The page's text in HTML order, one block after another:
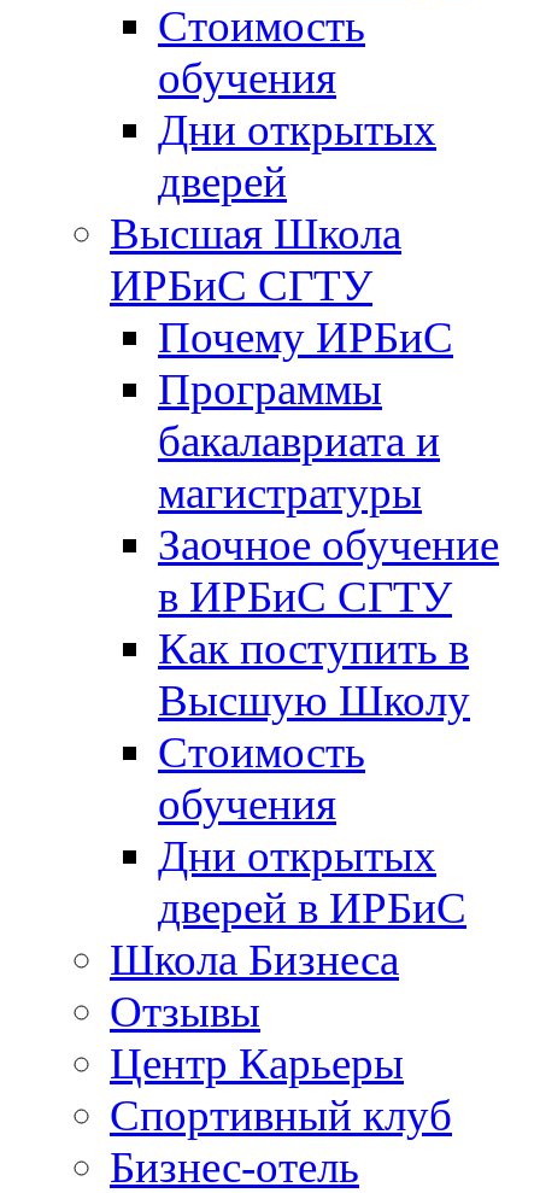
Стоимость
обучения
Дни открытых
дверей
Высшая Школа
ИРБиС СГТУ
Почему ИРБиС
Программы
бакалавриата и
магистратуры
Заочное обучение
в ИРБиС СГТУ
Как поступить в
Высшую Школу
Стоимость
обучения
Дни открытых
дверей в ИРБиС
Школа Бизнеса
Отзывы
Центр Карьеры
Спортивный клуб
Бизнес-отель